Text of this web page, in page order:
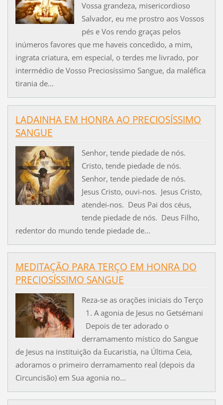
Vossa grandeza, misericordioso
Salvador, eu me prostro aos Vossos
pés e Vos rendo graças pelos
inúmeros favores que me haveis concedido, a mim,
ingrata criatura, em especial, o terdes me livrado, por
intermédio de Vosso Preciosíssimo Sangue, da maléfica
tirania de...
LADAINHA EM HONRA AO PRECIOSÍSSIMO
SANGUE
Senhor, tende piedade de nós.
Cristo, tende piedade de nós.
Senhor, tende piedade de nós.
Jesus Cristo, ouvi-nos. Jesus Cristo,
atendei-nos. Deus Pai dos céus,
tende piedade de nós. Deus Filho,
redentor do mundo tende piedade de...
MEDITAÇÃO PARA TERÇO EM HONRA DO
PRECIOSÍSSIMO SANGUE
Reza-se as orações iniciais do Terço
1. A agonia de Jesus no Getsémani
Depois de ter adorado o
derramamento místico do Sangue
de Jesus na instituição da Eucaristia, na Última Ceia,
adoramos o primeiro derramamento real (depois da
Circuncisão) em Sua agonia no...